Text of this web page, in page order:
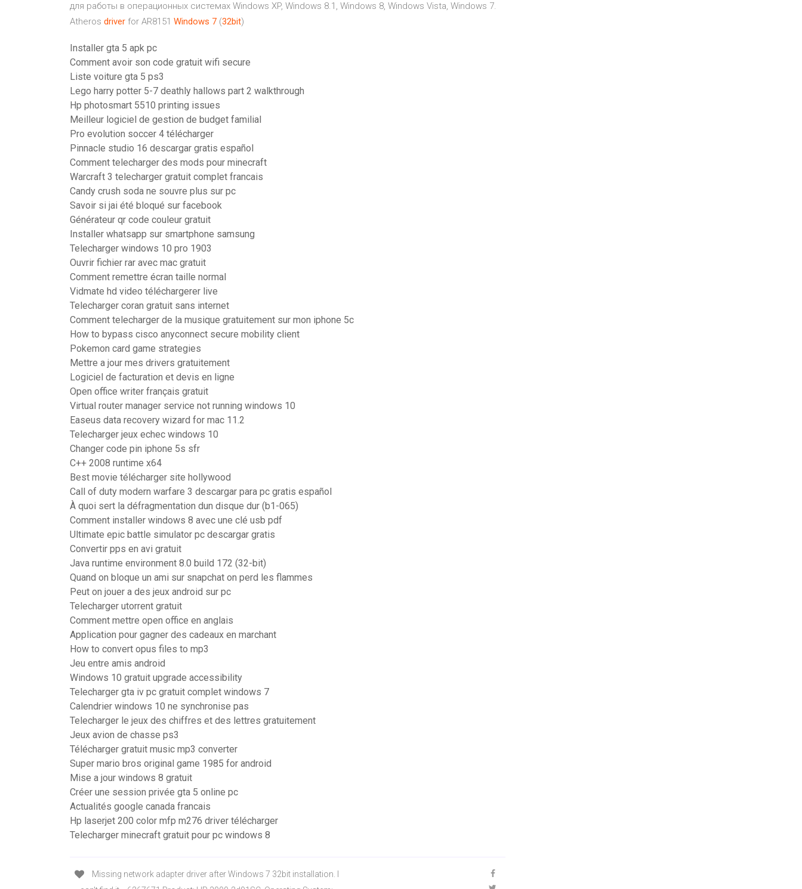
для работы в операционных системах Windows XP, Windows 8.1, Windows 8, Windows Vista, Windows 7.
Atheros driver for AR8151 Windows 7 (32bit)
Installer gta 5 apk pc
Comment avoir son code gratuit wifi secure
Liste voiture gta 5 ps3
Lego harry potter 5-7 deathly hallows part 2 walkthrough
Hp photosmart 5510 printing issues
Meilleur logiciel de gestion de budget familial
Pro evolution soccer 4 télécharger
Pinnacle studio 16 descargar gratis español
Comment telecharger des mods pour minecraft
Warcraft 3 telecharger gratuit complet francais
Candy crush soda ne souvre plus sur pc
Savoir si jai été bloqué sur facebook
Générateur qr code couleur gratuit
Installer whatsapp sur smartphone samsung
Telecharger windows 10 pro 1903
Ouvrir fichier rar avec mac gratuit
Comment remettre écran taille normal
Vidmate hd video téléchargerer live
Telecharger coran gratuit sans internet
Comment telecharger de la musique gratuitement sur mon iphone 5c
How to bypass cisco anyconnect secure mobility client
Pokemon card game strategies
Mettre a jour mes drivers gratuitement
Logiciel de facturation et devis en ligne
Open office writer français gratuit
Virtual router manager service not running windows 10
Easeus data recovery wizard for mac 11.2
Telecharger jeux echec windows 10
Changer code pin iphone 5s sfr
C++ 2008 runtime x64
Best movie télécharger site hollywood
Call of duty modern warfare 3 descargar para pc gratis español
À quoi sert la défragmentation dun disque dur (b1-065)
Comment installer windows 8 avec une clé usb pdf
Ultimate epic battle simulator pc descargar gratis
Convertir pps en avi gratuit
Java runtime environment 8.0 build 172 (32-bit)
Quand on bloque un ami sur snapchat on perd les flammes
Peut on jouer a des jeux android sur pc
Telecharger utorrent gratuit
Comment mettre open office en anglais
Application pour gagner des cadeaux en marchant
How to convert opus files to mp3
Jeu entre amis android
Windows 10 gratuit upgrade accessibility
Telecharger gta iv pc gratuit complet windows 7
Calendrier windows 10 ne synchronise pas
Telecharger le jeux des chiffres et des lettres gratuitement
Jeux avion de chasse ps3
Télécharger gratuit music mp3 converter
Super mario bros original game 1985 for android
Mise a jour windows 8 gratuit
Créer une session privée gta 5 online pc
Actualités google canada francais
Hp laserjet 200 color mfp m276 driver télécharger
Telecharger minecraft gratuit pour pc windows 8
Missing network adapter driver after Windows 7 32bit installation. I